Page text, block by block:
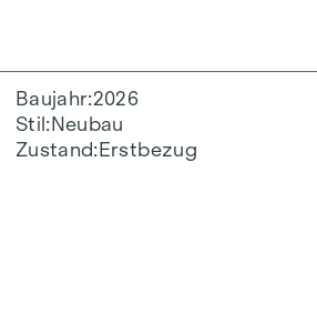
Baujahr 2026
Stil Neubau
Zustand Erstbezug